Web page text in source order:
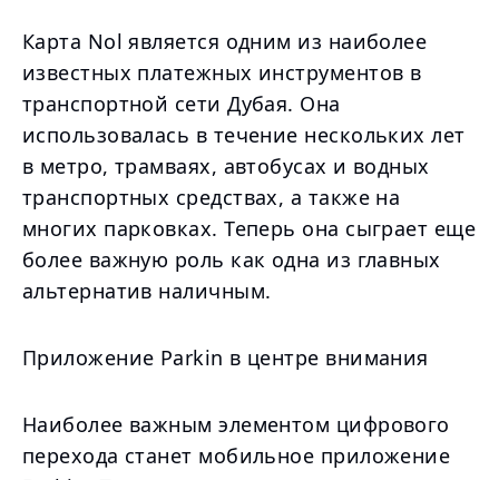
Карта Nol является одним из наиболее
известных платежных инструментов в
транспортной сети Дубая. Она
использовалась в течение нескольких лет
в метро, трамваях, автобусах и водных
транспортных средствах, а также на
многих парковках. Теперь она сыграет еще
более важную роль как одна из главных
альтернатив наличным.
Приложение Parkin в центре внимания
Наиболее важным элементом цифрового
перехода станет мобильное приложение